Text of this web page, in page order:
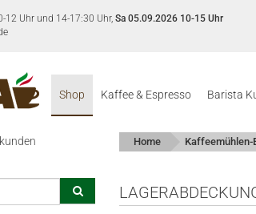
12 Uhr und 14-17:30 Uhr, Sa 05.09.2026 10-15 Uhr
Shop Kaffee & Espresso Barista
Home Kaffeemühlen-